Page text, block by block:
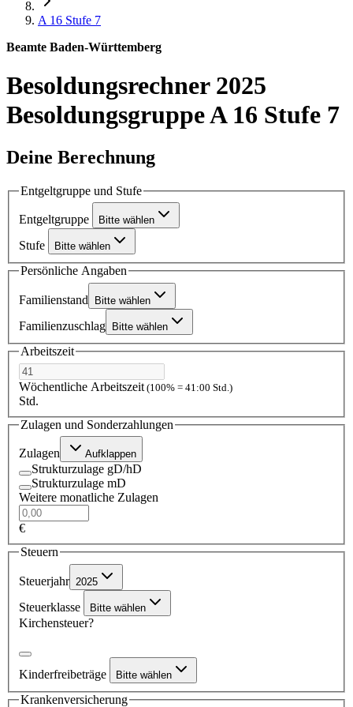
A 16 Stufe 7
Beamte Baden-Württemberg
Besoldungsrechner 2025
Besoldungsgruppe A 16 Stufe 7
Deine Berechnung
Entgeltgruppe und Stufe
Entgeltgruppe Bitte wählen
Stufe Bitte wählen
Persönliche Angaben
Familienstand Bitte wählen
Familienzuschlag Bitte wählen
Arbeitszeit
Wöchentliche Arbeitszeit (100% = 41:00 Std.)
Std.
Zulagen und Sonderzahlungen
Zulagen Aufklappen
Strukturzulage gD/hD
Strukturzulage mD
Weitere monatliche Zulagen
€
Steuern
Steuerjahr 2025
Steuerklasse Bitte wählen
Kirchensteuer?
Kinderfreibeträge Bitte wählen
Krankenversicherung